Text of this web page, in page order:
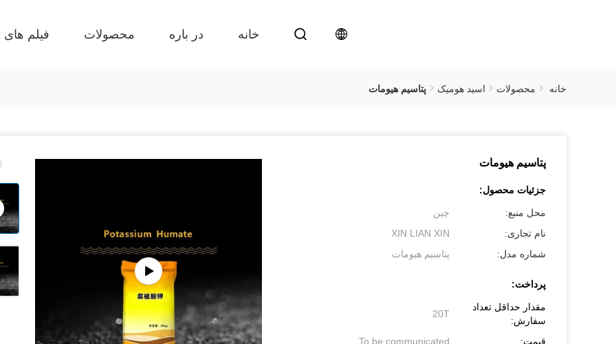
خانه در باره محصولات فیلم های
خانه محصولات اسید هومیک پتاسیم هیومات
پتاسیم هیومات
جزئیات محصول:
محل منبع:
چین
نام تجاری:
XIN LIAN XIN
شماره مدل:
پتاسیم هیومات
پرداخت:
مقدار حداقل تعداد
سفارش:
20T
قیمت:
To be communicated